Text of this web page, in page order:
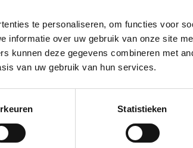
te personaliseren, om functies voor
informatie over uw gebruik van onze site
kunnen deze gegevens combineren met
van uw gebruik van hun services.
Statistieken
vochtige grond. Ze bezitten brede,
populier bomen, maar het populierhout
gebruikt worden voor het maken van
gebruikt voor fineer, triplex,
gebruikt kan worden. Naast de vele